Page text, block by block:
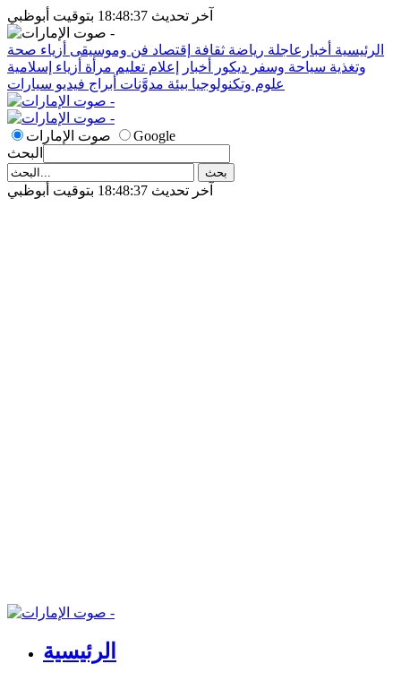
آخر تحديث 18:48:37 بتوقيت أبوظبي
الرئيسية أخبارعاجلة رياضة ثقافة إقتصاد فن وموسيقى أزياء صحة
وتغذية سياحة وسفر ديكور أخبار إعلام تعليم مرأة أزياء إسلامية
علوم وتكنولوجيا بيئة مدوَّنات أبراج فيديو سيارات
صوت الإمارات
Google
البحث
آخر تحديث 18:48:37 بتوقيت أبوظبي
الرئيسية